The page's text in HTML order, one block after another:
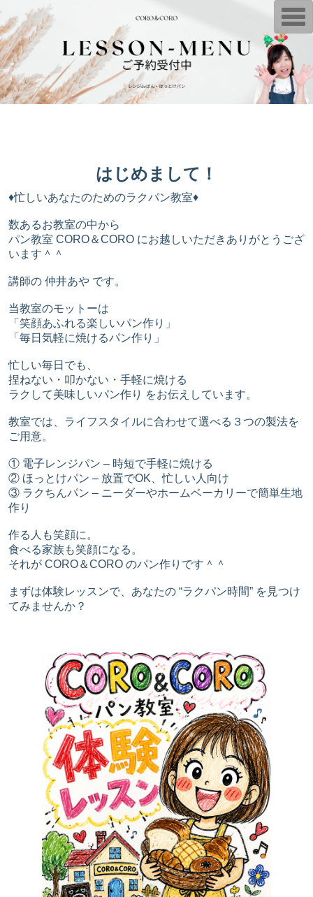
はじめまして！
♦忙しいあなたのためのラクパン教室♦
数あるお教室の中から
パン教室 CORO＆CORO にお越しいただきありがとうござ
います＾＾
講師の 仲井あや です。
当教室のモットーは
「笑顔あふれる楽しいパン作り」
「毎日気軽に焼けるパン作り」
忙しい毎日でも、
捏ねない・叩かない・手軽に焼ける
ラクして美味しいパン作り をお伝えしています。
教室では、ライフスタイルに合わせて選べる３つの製法を
ご用意。
① 電子レンジパン – 時短で手軽に焼ける
② ほっとけパン – 放置でOK、忙しい人向け
③ ラクちんパン – ニーダーやホームベーカリーで簡単生地
作り
作る人も笑顔に。
食べる家族も笑顔になる。
それが CORO＆CORO のパン作りです＾＾
まずは体験レッスンで、あなたの “ラクパン時間” を見つけ
てみませんか？
T
o
g
l
e
n
a
v
i